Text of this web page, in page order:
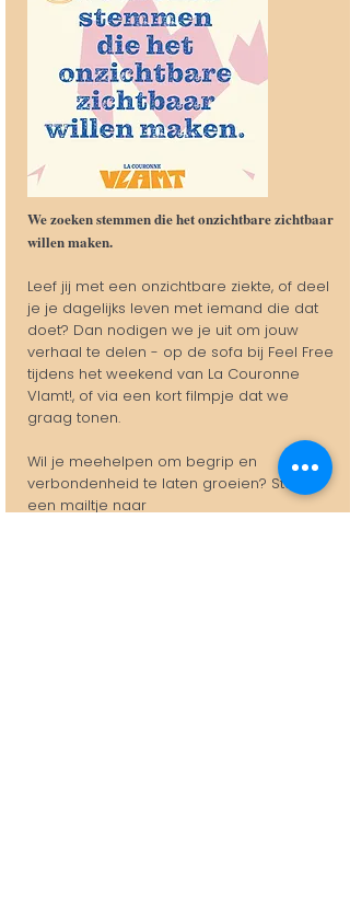
We zoeken stemmen die het onzichtbare zichtbaar
willen maken.
Leef jij met een onzichtbare ziekte, of deel
je je dagelijks leven met iemand die dat
doet? Dan nodigen we je uit om jouw
verhaal te delen - op de sofa bij Feel Free
tijdens het weekend van La Couronne
Vlamt!, of via een kort filmpje dat we
graag tonen.
Wil je meehelpen om begrip en
verbondenheid te laten groeien? Stuur
een mailtje naar